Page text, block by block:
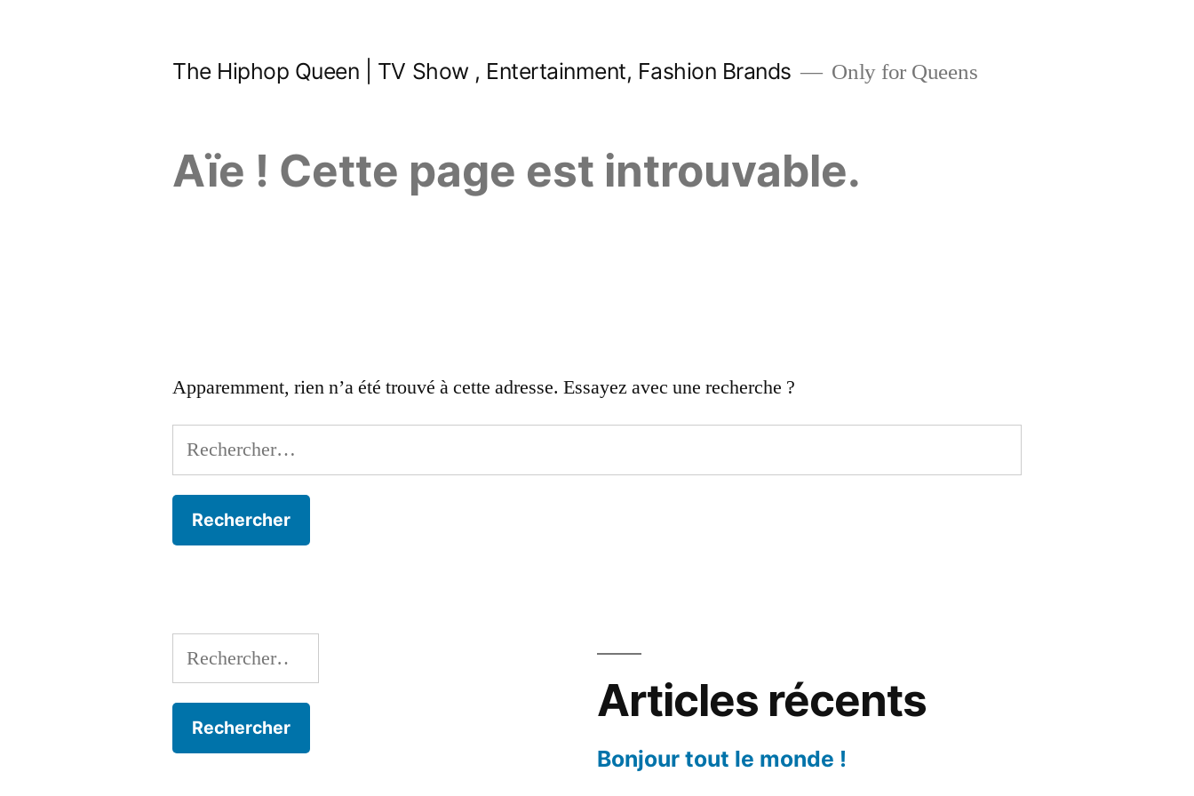
The Hiphop Queen | TV Show , Entertainment, Fashion Brands Only for Queens
Aïe ! Cette page est introuvable.
Apparemment, rien n’a été trouvé à cette adresse. Essayez avec une recherche ?
Rechercher :
Rechercher :
Articles récents
Bonjour tout le monde !